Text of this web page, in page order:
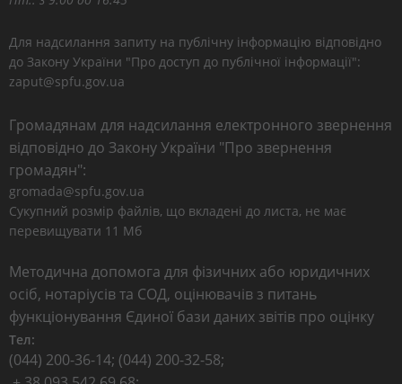
Для надсилання запиту на публічну інформацію відповідно
до Закону України "Про доступ до публічної інформації":
zaput@spfu.gov.ua
Громадянам для надсилання електронного звернення
відповідно до Закону України "Про звернення
громадян":
gromada@spfu.gov.ua
Сукупний розмір файлів, що вкладені до листа, не має
перевищувати 11 Мб
Методична допомога для фізичних або юридичних
осіб, нотаріусів та СОД, оцінювачів з питань
функціонування Єдиної бази даних звітів про оцінку
Тел:
(044) 200-36-14; (044) 200-32-58;